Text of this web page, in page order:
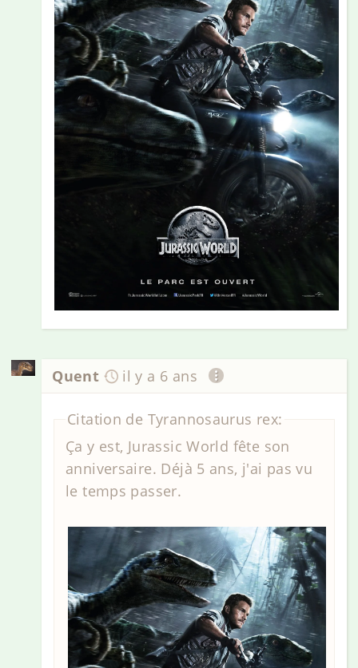
Quent il y a 6 ans
Citation de Tyrannosaurus rex:
Ça y est, Jurassic World fête son
anniversaire. Déjà 5 ans, j'ai pas vu
le temps passer.